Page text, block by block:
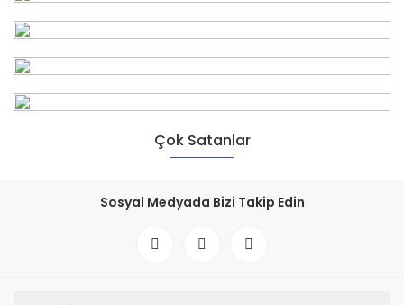
Çok Satanlar
Sosyal Medyada Bizi Takip Edin